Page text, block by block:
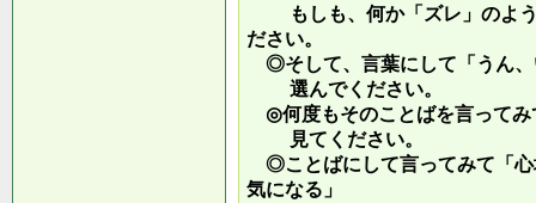
もしも、何か「ズレ」のよう
ださい。
◎そして、言葉にして「うん、
選んでください。
◎何度もそのことばを言ってみ
見てください。
◎ことばにして言ってみて「心
気になる」